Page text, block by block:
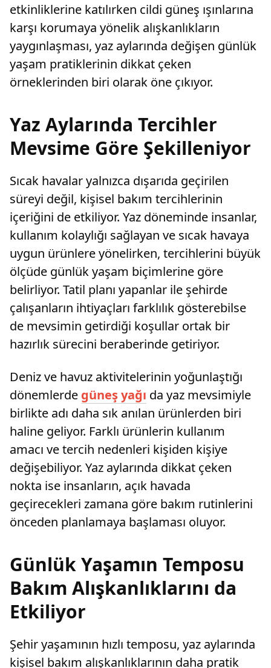
etkinliklerine katılırken cildi güneş ışınlarına
karşı korumaya yönelik alışkanlıkların
yaygınlaşması, yaz aylarında değişen günlük
yaşam pratiklerinin dikkat çeken
örneklerinden biri olarak öne çıkıyor.
Yaz Aylarında Tercihler
Mevsime Göre Şekilleniyor
Sıcak havalar yalnızca dışarıda geçirilen
süreyi değil, kişisel bakım tercihlerinin
içeriğini de etkiliyor. Yaz döneminde insanlar,
kullanım kolaylığı sağlayan ve sıcak havaya
uygun ürünlere yönelirken, tercihlerini büyük
ölçüde günlük yaşam biçimlerine göre
belirliyor. Tatil planı yapanlar ile şehirde
çalışanların ihtiyaçları farklılık gösterebilse
de mevsimin getirdiği koşullar ortak bir
hazırlık sürecini beraberinde getiriyor.
Deniz ve havuz aktivitelerinin yoğunlaştığı
dönemlerde güneş yağı da yaz mevsimiyle
birlikte adı daha sık anılan ürünlerden biri
haline geliyor. Farklı ürünlerin kullanım
amacı ve tercih nedenleri kişiden kişiye
değişebiliyor. Yaz aylarında dikkat çeken
nokta ise insanların, açık havada
geçirecekleri zamana göre bakım rutinlerini
önceden planlamaya başlaması oluyor.
Günlük Yaşamın Temposu
Bakım Alışkanlıklarını da
Etkiliyor
Şehir yaşamının hızlı temposu, yaz aylarında
kişisel bakım alışkanlıklarının daha pratik